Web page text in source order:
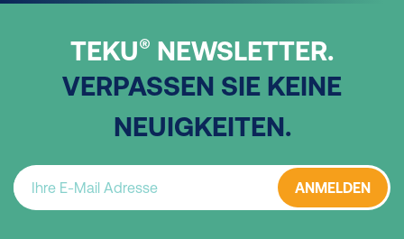
TEKU® NEWSLETTER.
VERPASSEN SIE KEINE
NEUIGKEITEN.
ANMELDEN